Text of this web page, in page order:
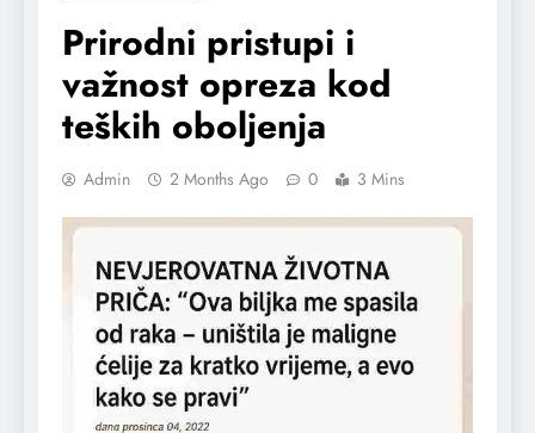
Prirodni pristupi i
važnost opreza kod
teških oboljenja
Admin 2 Months Ago 0 3 Mins